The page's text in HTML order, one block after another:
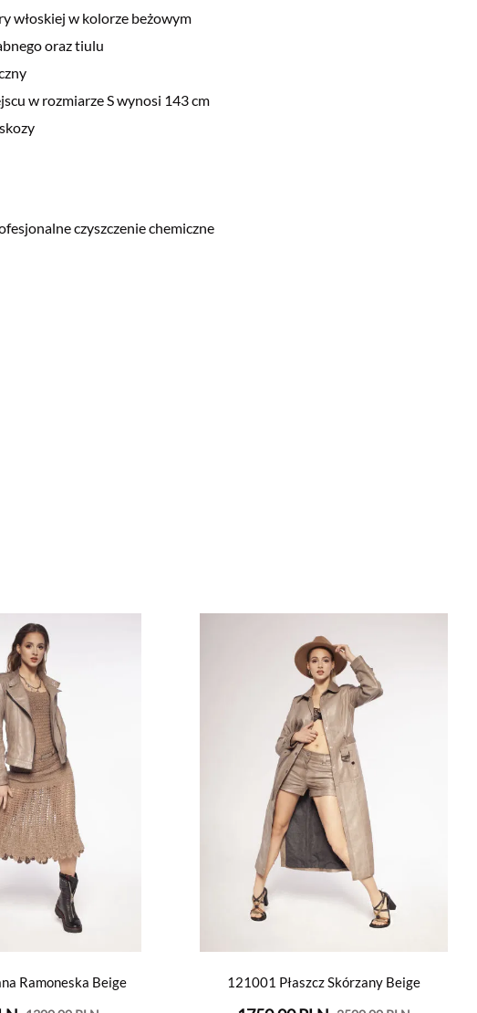
włoskiej w kolorze beżowym
oraz tiulu
w rozmiarze S wynosi 143 cm
czyszczenie chemiczne
Ramoneska Beige 121001 Płaszcz Skórzany Beige